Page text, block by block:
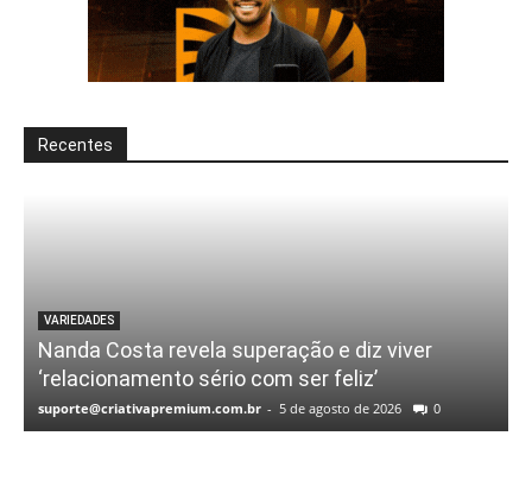
Recentes
VARIEDADES
Nanda Costa revela superação e diz viver
‘relacionamento sério com ser feliz’
suporte@criativapremium.com.br - 5 de agosto de 2026 0